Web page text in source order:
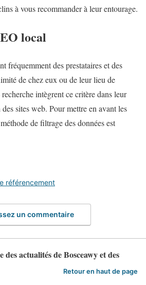
à vous recommander à leur entourage.
local
fréquemment des prestataires et des
de chez eux ou de leur lieu de
intègrent ce critère dans leur
sites web. Pour mettre en avant les
de filtrage des données est
référencement
un commentaire
des actualités de Bosceawy et des
Retour en haut de page